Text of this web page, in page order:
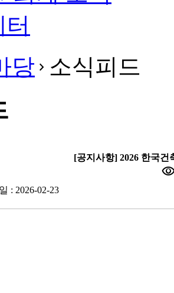
당 navigate_next 소식피드
[공지사항] 2026 한국
: 2026-02-23